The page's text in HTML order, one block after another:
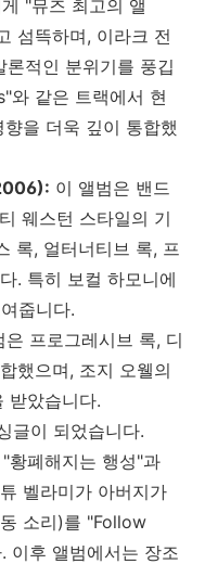
"뮤즈 최고의 앨
섬뜩하며, 이라크 전
적인 분위기를 풍깁
와 같은 트랙에서 현
을 더욱 깊이 통합했
이 앨범은 밴드
웨스턴 스타일의 기
록, 얼터너티브 록, 프
. 특히 보컬 하모니에
줍니다.
은 프로그레시브 록, 디
했으며, 조지 오웰의
받았습니다.
글이 되었습니다.
"황폐해지는 행성"과
벨라미가 아버지가
소리)를 "Follow
. 이후 앨범에서는 장조